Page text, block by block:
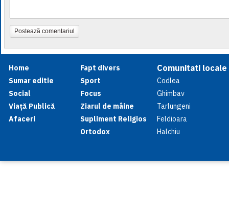
Postează comentariul
Home
Sumar editie
Social
Viață Publică
Afaceri
Fapt divers
Sport
Focus
Ziarul de mâine
Supliment Religios
Ortodox
Comunitati locale
Codlea
Ghimbav
Tarlungeni
Feldioara
Halchiu